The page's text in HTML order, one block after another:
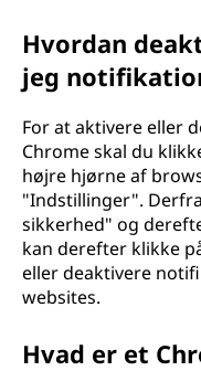
Hvordan
jeg
For at aktivere eller
Chrome skal du
højre hjørne af
"Indstillinger".
sikkerhed" og
kan derefter klikke
eller deaktivere
websites.
Hvad er et